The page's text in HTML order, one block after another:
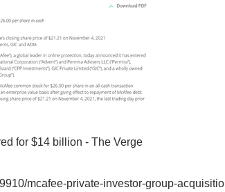
for $14 billion - The Verge
mcafee-private-investor-group-acquisitio